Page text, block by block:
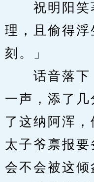
祝明阳笑
理，且偷得
刻。」
话音落下
一声，添了
了这纳阿浑
太子爷禀报
会不会被这倾